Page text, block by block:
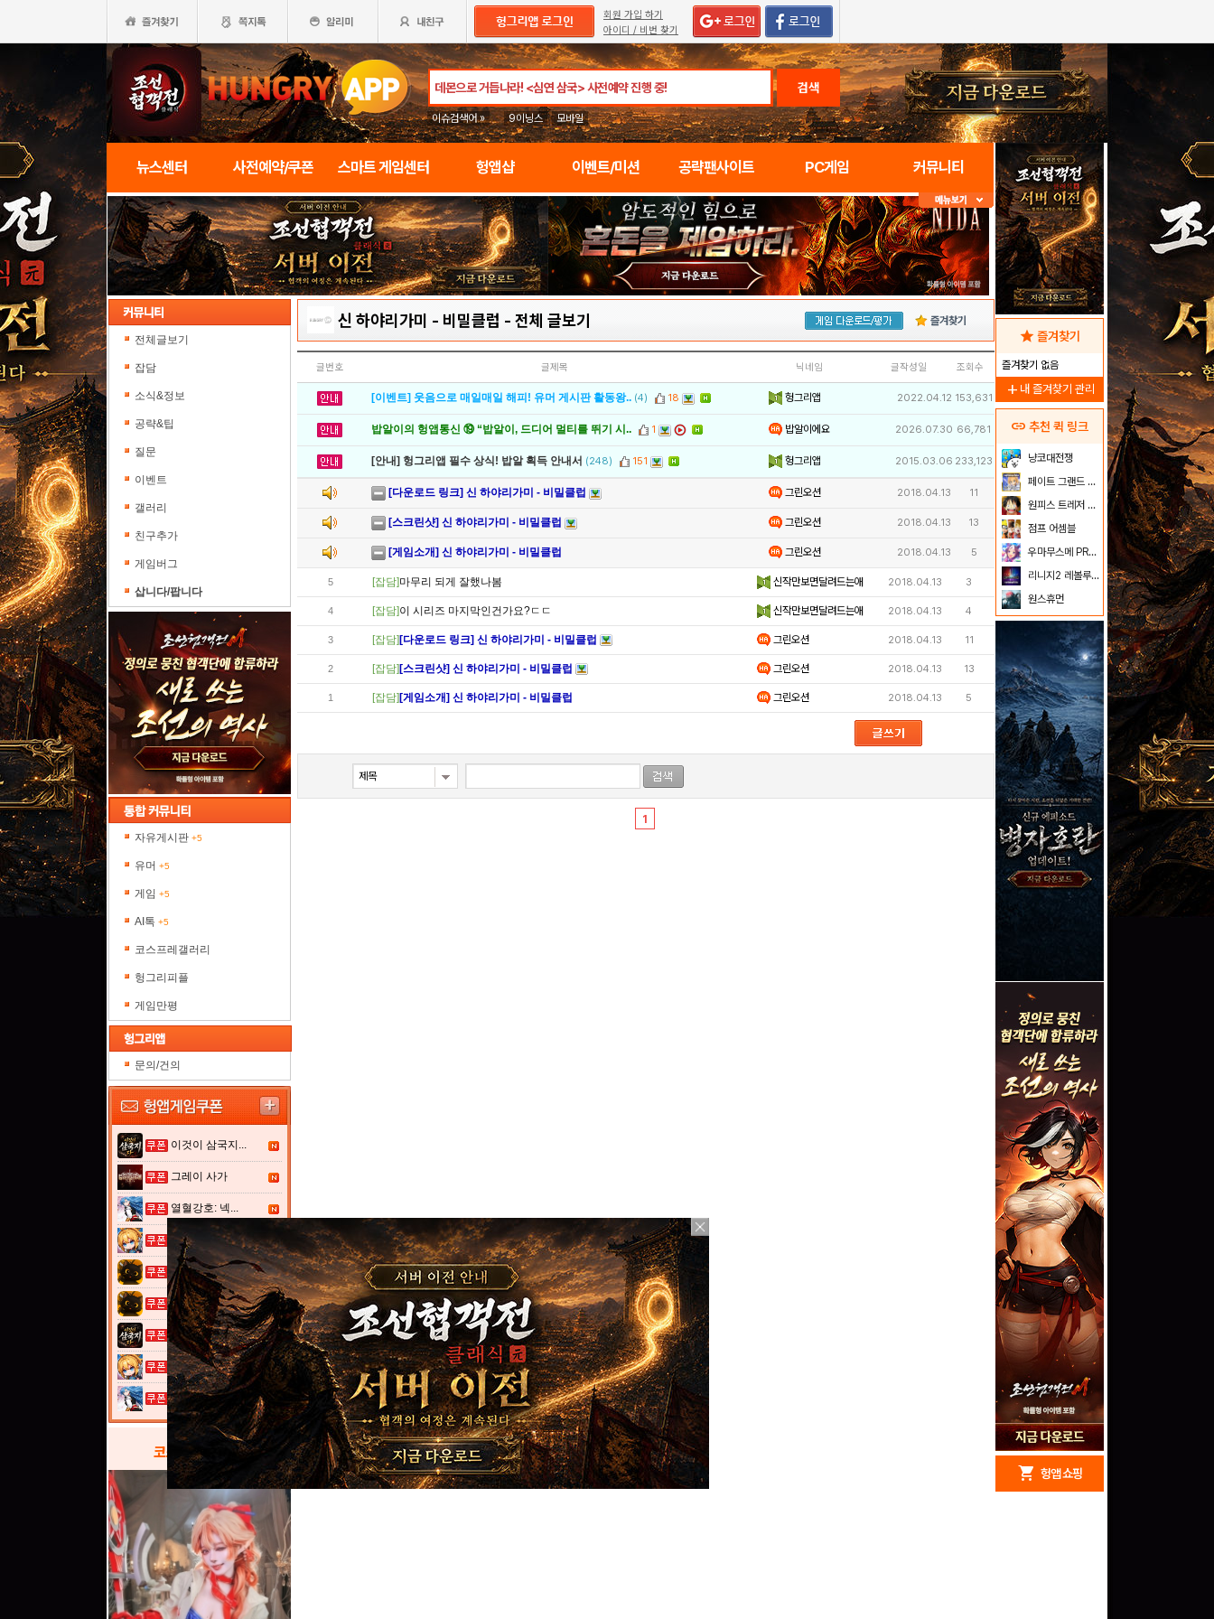
회원 가입 하기
아이디 / 비번 찾기
검색
이슈검색어 » 9이닝스 모바일
뉴스센터 사전예약/쿠폰 스마트 게임센터 헝앱샵 이벤트/미션 공략팬사이트 PC게임 커뮤니티
전체글보기
잡담
소식&정보
공략&팁
질문
이벤트
갤러리
친구추가
게임버그
삽니다/팝니다
자유게시판 +5
유머 +5
게임 +5
AI톡 +5
코스프레갤러리
헝그리피플
게임만평
문의/건의
이것이 삼국지...
그레이 사가
열혈강호: 넥...
여전사 키우기...
고양이 낚시터...
고양이 낚시터...
이것이 삼국지...
여전사 키우기...
열혈강호: 넥...
코스프레 갤러리
신 하야리가미 - 비밀클럽 - 전체 글보기 즐겨찾기
글번호 글제목 닉네임 글작성일 조회수
[이벤트] 웃음으로 매일매일 해피! 유머 게시판 활동왕.. (4) 18 헝그리앱 2022.04.12 153,631
밥알이의 헝앱통신 ⑲ “밥알이, 드디어 멀티를 뛰기 시.. 1 밥알이에요 2026.07.30 66,781
[안내] 헝그리앱 필수 상식! 밥알 획득 안내서 (248) 151 헝그리앱 2015.03.06 233,123
[다운로드 링크] 신 하야리가미 - 비밀클럽 그린오션 2018.04.13 11
[스크린샷] 신 하야리가미 - 비밀클럽 그린오션 2018.04.13 13
[게임소개] 신 하야리가미 - 비밀클럽 그린오션 2018.04.13 5
5 [잡담]마무리 되게 잘했나봄 신작만보면달려드는애 2018.04.13 3
4 [잡담]이 시리즈 마지막인건가요?ㄷㄷ 신작만보면달려드는애 2018.04.13 4
3 [잡담] [다운로드 링크] 신 하야리가미 - 비밀클럽 그린오션 2018.04.13 11
2 [잡담] [스크린샷] 신 하야리가미 - 비밀클럽 그린오션 2018.04.13 13
1 [잡담] [게임소개] 신 하야리가미 - 비밀클럽 그린오션 2018.04.13 5
1
star 즐겨찾기
즐겨찾기 없음
add 내 즐겨찾기 관리
link 추천 퀵 링크
냥코대전쟁
페이트 그랜드 오더
원피스 트레저 크루즈
점프 어셈블
우마무스메 PRETTY DERBY
리니지2 레볼루션
원스휴먼
shopping_cart 헝앱 쇼핑